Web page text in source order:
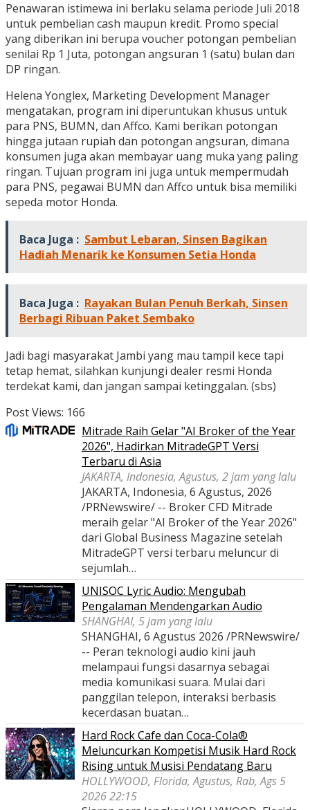
Penawaran istimewa ini berlaku selama periode Juli 2018
untuk pembelian cash maupun kredit. Promo special
yang diberikan ini berupa voucher potongan pembelian
senilai Rp 1 Juta, potongan angsuran 1 (satu) bulan dan
DP ringan.
Helena Yonglex, Marketing Development Manager
mengatakan, program ini diperuntukan khusus untuk
para PNS, BUMN, dan Affco. Kami berikan potongan
hingga jutaan rupiah dan potongan angsuran, dimana
konsumen juga akan membayar uang muka yang paling
ringan. Tujuan program ini juga untuk mempermudah
para PNS, pegawai BUMN dan Affco untuk bisa memiliki
sepeda motor Honda.
Baca Juga : Sambut Lebaran, Sinsen Bagikan
Hadiah Menarik ke Konsumen Setia Honda
Baca Juga : Rayakan Bulan Penuh Berkah, Sinsen
Berbagi Ribuan Paket Sembako
Jadi bagi masyarakat Jambi yang mau tampil kece tapi
tetap hemat, silahkan kunjungi dealer resmi Honda
terdekat kami, dan jangan sampai ketinggalan. (sbs)
Post Views: 166
Mitrade Raih Gelar "AI Broker of the Year
2026", Hadirkan MitradeGPT Versi
Terbaru di Asia
JAKARTA, Indonesia, Agustus, 2 jam yang lalu
JAKARTA, Indonesia, 6 Agustus, 2026
/PRNewswire/ -- Broker CFD Mitrade
meraih gelar "AI Broker of the Year 2026"
dari Global Business Magazine setelah
MitradeGPT versi terbaru meluncur di
sejumlah…
UNISOC Lyric Audio: Mengubah
Pengalaman Mendengarkan Audio
SHANGHAI, 5 jam yang lalu
SHANGHAI, 6 Agustus 2026 /PRNewswire/
-- Peran teknologi audio kini jauh
melampaui fungsi dasarnya sebagai
media komunikasi suara. Mulai dari
panggilan telepon, interaksi berbasis
kecerdasan buatan…
Hard Rock Cafe dan Coca-Cola®
Meluncurkan Kompetisi Musik Hard Rock
Rising untuk Musisi Pendatang Baru
HOLLYWOOD, Florida, Agustus, Rab, Ags 5
2026 22:15